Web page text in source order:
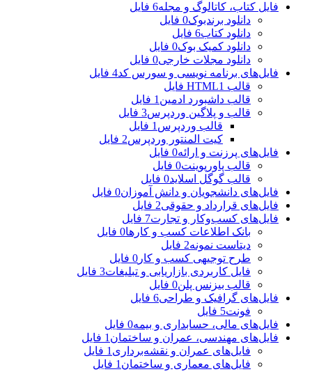
فایل کتاب، کاتالوگ و مجله6 فایل
دانلود برندبوک0 فایل
دانلود کتاب6 فایل
دانلود کمیک بوک0 فایل
دانلود مجلات خارجی0 فایل
فایل‌های برنامه نویسی و سورس کد4 فایل
قالب HTML 1 فایل
قالب داشبورد ادمین 1 فایل
قالب و پلاگین وردپرس3 فایل
قالب وردپرس 1 فایل
کیت المنتور وردپرس2 فایل
فایل‌های پرزنت و ارائه0 فایل
قالب پاورپوینت0 فایل
قالب گوگل اسلاید0 فایل
فایل‌های دانشجویان و دانش آموزان0 فایل
فایل‌های قرارداد و حقوقی2 فایل
فایل‌های کسب‌وکار و تجارت7 فایل
بانک اطلاعات کسب و کارها0 فایل
دیتاست نمونه2 فایل
طرح توجیهی کسب و کار 0 فایل
فایل کاربردی بازاریابی و تبلیغات3 فایل
قالب بیزنس پلن0 فایل
فایل‌های گرافیک و طراحی6 فایل
فونت5 فایل
فایل‌های مالی، حسابداری و بیمه0 فایل
فایل‌های مهندسی، عمران و ساختمان 1 فایل
فایل‌های عمران و نقشه‌برداری 1 فایل
فایل‌های معماری و ساختمان 1 فایل